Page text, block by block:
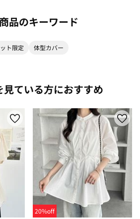
品のキーワード
ト限定 体型カバー
見ている方におすすめ
20%off